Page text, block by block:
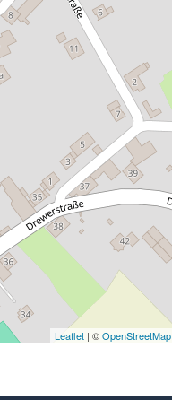
Leaflet| ©OpenStreetMap